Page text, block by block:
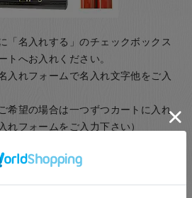
「名入れする」のチェックボックス
トへお入れください。
入れフォームで名入れ文字他をご入
希望の場合は一つずつカートに入れ
れフォームをご入力下さい）
の機械による彫刻名入れ）
ております。
につき1,200円+税